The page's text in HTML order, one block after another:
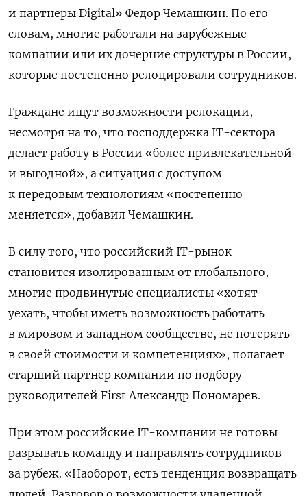
и партнеры Digital» Федор Чемашкин. По его
словам, многие работали на зарубежные
компании или их дочерние структуры в России,
которые постепенно релоцировали сотрудников.
Граждане ищут возможности релокации,
несмотря на то, что господдержка IT-сектора
делает работу в России «более привлекательной
и выгодной», а ситуация с доступом
к передовым технологиям «постепенно
меняется», добавил Чемашкин.
В силу того, что российский IT-рынок
становится изолированным от глобального,
многие продвинутые специалисты «хотят
уехать, чтобы иметь возможность работать
в мировом и западном сообществе, не потерять
в своей стоимости и компетенциях», полагает
старший партнер компании по подбору
руководителей First Александр Пономарев.
При этом российские IT-компании не готовы
разрывать команду и направлять сотрудников
за рубеж. «Наоборот, есть тенденция возвращать